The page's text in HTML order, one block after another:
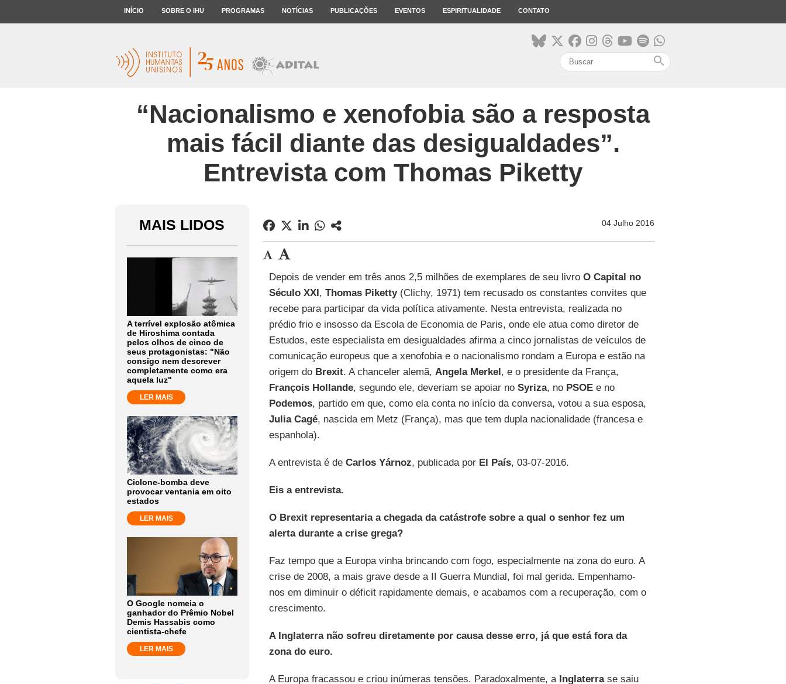
INÍCIO SOBRE O IHU PROGRAMAS NOTÍCIAS PUBLICAÇÕES EVENTOS ESPIRITUALIDADE CONTATO
search
“Nacionalismo e xenofobia são a resposta
mais fácil diante das desigualdades”.
Entrevista com Thomas Piketty
MAIS LIDOS
A terrível explosão atômica
de Hiroshima contada
pelos olhos de cinco de
seus protagonistas: "Não
consigo nem descrever
completamente como era
aquela luz"
LER MAIS
Ciclone-bomba deve
provocar ventania em oito
estados
LER MAIS
O Google nomeia o
ganhador do Prêmio Nobel
Demis Hassabis como
cientista-chefe
LER MAIS
04 Julho 2016
Depois de vender em três anos 2,5 milhões de exemplares de seu livro O Capital no
Século XXI, Thomas Piketty(Clichy, 1971) tem recusado os constantes convites que
recebe para participar da vida política ativamente. Nesta entrevista, realizada no
prédio frio e insosso da Escola de Economia de Paris, onde ele atua como diretor de
Estudos, este especialista em desigualdades afirma a cinco jornalistas de veículos de
comunicação europeus que a xenofobia e o nacionalismo rondam a Europa e estão na
origem do Brexit. A chanceler alemã, Angela Merkel, e o presidente da França,
François Hollande, segundo ele, deveriam se apoiar no Syriza, no PSOEe no
Podemos, partido em que, como ela conta no início da conversa, votou a sua esposa,
Julia Cagé, nascida em Metz (França), mas que tem dupla nacionalidade (francesa e
espanhola).
A entrevista é de Carlos Yárnoz, publicada por El País, 03-07-2016.
Eis a entrevista.
O Brexit representaria a chegada da catástrofe sobre a qual o senhor fez um
alerta durante a crise grega?
Faz tempo que a Europa vinha brincando com fogo, especialmente na zona do euro. A
crise de 2008, a mais grave desde a II Guerra Mundial, foi mal gerida. Empenhamo-
nos em diminuir o déficit rapidamente demais, e acabamos com a recuperação, com o
crescimento.
A Inglaterra não sofreu diretamente por causa desse erro, já que está fora da
zona do euro.
A Europa fracassou e criou inúmeras tensões. Paradoxalmente, a Inglaterrase saiu